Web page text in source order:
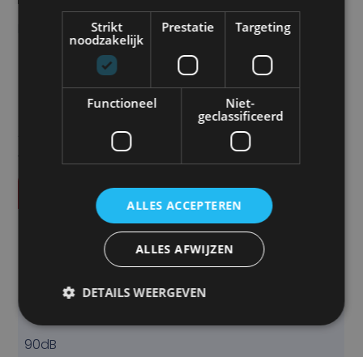
42,00
Alle vermelde prijzen zijn exclusief btw tenzij anders
vermeld.
Vraag offerte aan
SPECIFICATIES
Volume
90dB
Strikt
noodzakelijk
Prestatie Targeting
Functioneel
Niet-
geclassificeerd
ALLES ACCEPTEREN
ALLES AFWIJZEN
DETAILS WEERGEVEN